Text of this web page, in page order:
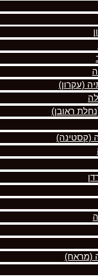
(עקרון)
ראובן)
(קסטינה)
(מראח)